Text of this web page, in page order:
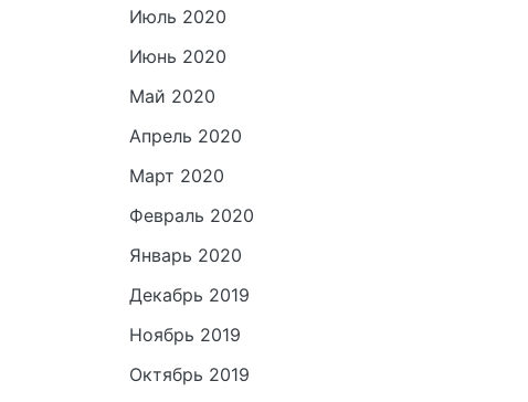
Июль 2020
Июнь 2020
Май 2020
Апрель 2020
Март 2020
Февраль 2020
Январь 2020
Декабрь 2019
Ноябрь 2019
Октябрь 2019